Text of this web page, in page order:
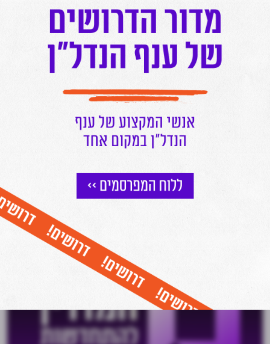
הצטרפו לניוזלטר של מרכז הנדל"ן
וקבלו עדכונים שוטפים על כל מה שחם בעולם הנדל"ן ישירות למייל שלכם
אני מאשר/ת קבלת דיוור